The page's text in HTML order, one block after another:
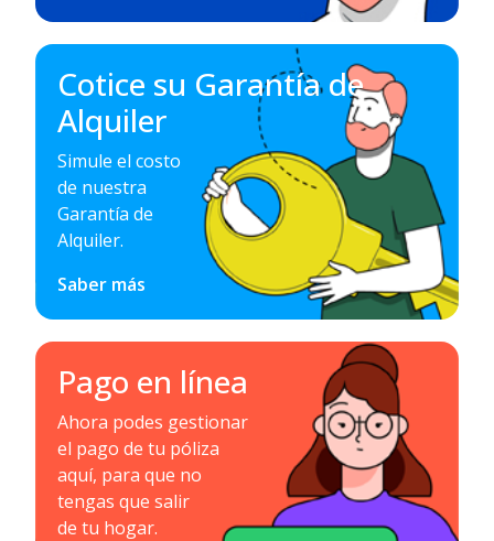
Cotice su Garantía de
Alquiler
Simule el costo
de nuestra
Garantía de
Alquiler.
Saber más
Pago en línea
Ahora podes gestionar
el pago de tu póliza
aquí, para que no
tengas que salir
de tu hogar.